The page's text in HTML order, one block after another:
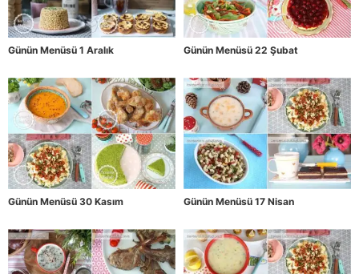
Günün Menüsü 1 Aralık Günün Menüsü 22 Şubat
Günün Menüsü 30 Kasım Günün Menüsü 17 Nisan